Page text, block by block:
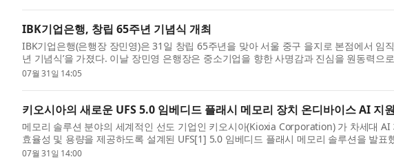
IBK기업은행, 창립 65주년 기념식 개최
IBK기업은행(은행장 장민영)은 31일 창립 65주년을 맞아 서울 중구 을지로 본점에서 임
년 기념식’을 가졌다. 이날 장민영 은행장은 중소기업을 향한 사명감과 진심을 원동력으
미...
07월 31일 14:05
키오시아의 새로운 UFS 5.0 임베디드 플래시 메모리 장치 온디바이스 AI 지원
메모리 솔루션 분야의 세계적인 선도 기업인 키오시아(Kioxia Corporation) 가 차세대
효율성 및 용량을 제공하도록 설계된 UFS[1] 5.0 임베디드 플래시 메모리 솔루션을 발표
FMS:...
07월 31일 14:00